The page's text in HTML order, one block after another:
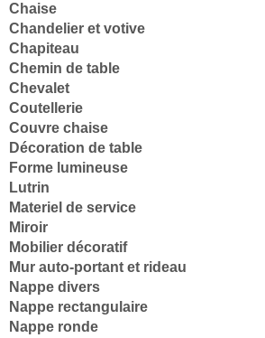
Chaise
Chandelier et votive
Chapiteau
Chemin de table
Chevalet
Coutellerie
Couvre chaise
Décoration de table
Forme lumineuse
Lutrin
Materiel de service
Miroir
Mobilier décoratif
Mur auto-portant et rideau
Nappe divers
Nappe rectangulaire
Nappe ronde